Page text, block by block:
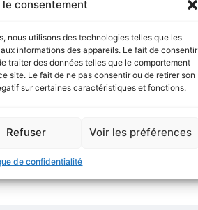
le consentement
nous utilisons des technologies telles que les
informations des appareils. Le fait de consentir
traiter des données telles que le comportement
site. Le fait de ne pas consentir ou de retirer son
sur certaines caractéristiques et fonctions.
Refuser Voir les préférences
de confidentialité